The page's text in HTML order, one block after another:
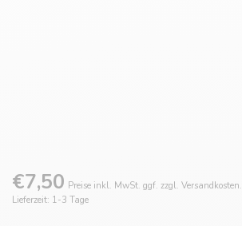
€7,50 Preise inkl. MwSt. ggf. zzgl. Versandkosten.
Lieferzeit: 1-3 Tage